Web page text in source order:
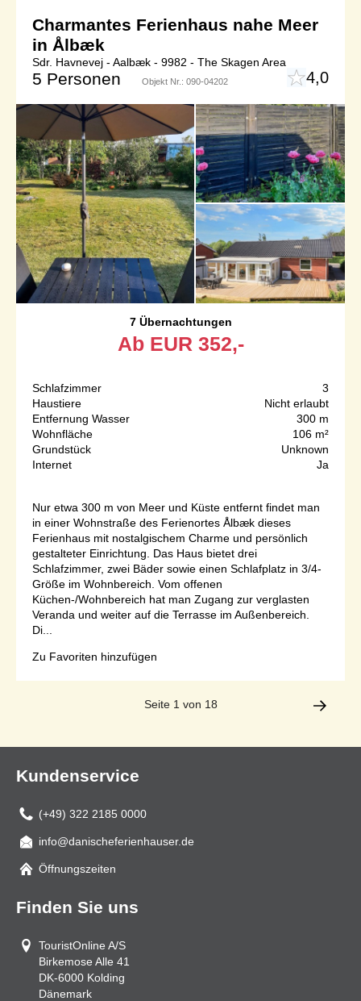
Charmantes Ferienhaus nahe Meer
in Ålbæk
Sdr. Havnevej - Aalbæk - 9982 - The Skagen Area
5 Personen Objekt Nr.: 090-04202 4,0
7 Übernachtungen
Ab EUR 352,-
Schlafzimmer
3
Haustiere
Nicht erlaubt
Entfernung Wasser
300 m
Wohnfläche
106 m²
Grundstück
Unknown
Internet
Ja
Nur etwa 300 m von Meer und Küste entfernt findet man
in einer Wohnstraße des Ferienortes Ålbæk dieses
Ferienhaus mit nostalgischem Charme und persönlich
gestalteter Einrichtung. Das Haus bietet drei
Schlafzimmer, zwei Bäder sowie einen Schlafplatz in 3/4-
Größe im Wohnbereich. Vom offenen
Küchen-/Wohnbereich hat man Zugang zur verglasten
Veranda und weiter auf die Terrasse im Außenbereich.
Di...
Zu Favoriten hinzufügen
Seite 1 von 18
Kundenservice
(+49) 322 2185 0000
Mail
info@danischeferienhauser.de
Öffnungszeiten
Finden Sie uns
TouristOnline A/S
Birkemose Alle 41
DK-6000 Kolding
Dänemark